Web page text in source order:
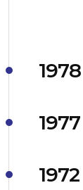
1978
1977
1972